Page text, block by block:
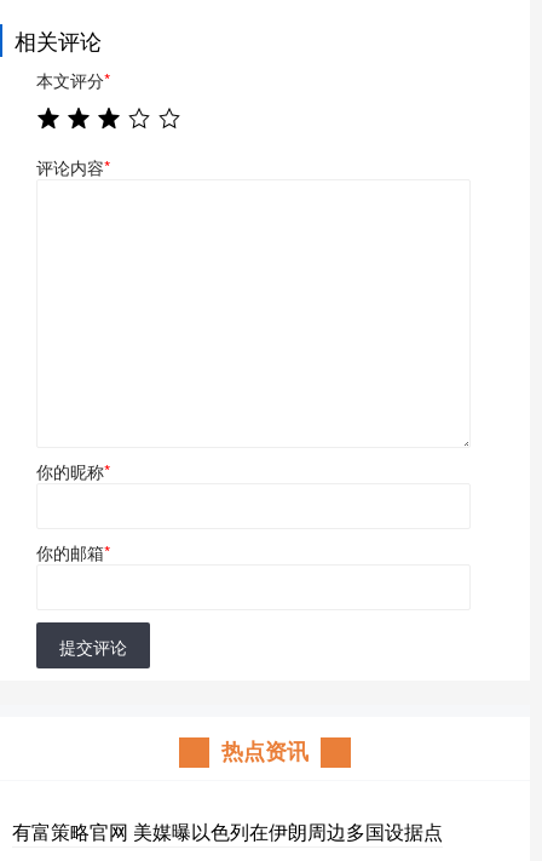
相关评论
本文评分*
评论内容*
你的昵称*
你的邮箱*
提交评论
热点资讯
有富策略官网 美媒曝以色列在伊朗周边多国设据点